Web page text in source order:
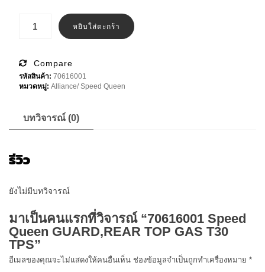
was:
฿1,000.00.
70616001
TOP
GAS
T30
TPS
หยิบใส่ตะกร้า
Compare
รหัสสินค้า: 70616001
หมวดหมู่: Alliance/ Speed Queen
บทวิจารณ์ (0)
รีวิว
ยังไม่มีบทวิจารณ์
มาเป็นคนแรกที่วิจารณ์ “70616001 Speed
Queen GUARD,REAR TOP GAS T30
TPS”
อีเมลของคุณจะไม่แสดงให้คนอื่นเห็น ช่องข้อมูลจำเป็นถูกทำเครื่องหมาย *